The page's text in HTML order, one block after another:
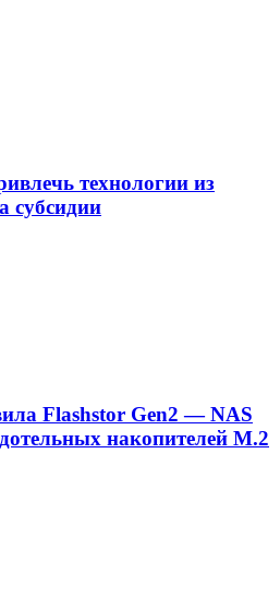
технологии из
субсидии
Flashstor Gen2 — NAS
накопителей M.2